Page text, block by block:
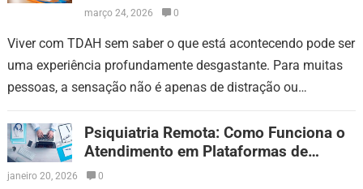
março 24, 2026 0
Viver com TDAH sem saber o que está acontecendo pode ser
uma experiência profundamente desgastante. Para muitas
pessoas, a sensação não é apenas de distração ou
Psiquiatria Remota: Como Funciona o
Atendimento em Plataformas de
Teleconsulta
janeiro 20, 2026 0